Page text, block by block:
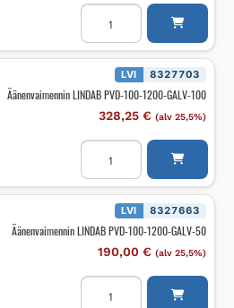
Äänenvaimennin
LINDAB
PVAP-
800-
1600-
GALV-
määrä
LVI 8327703
Äänenvaimennin LINDAB PVD-100-1200-GALV-100
328,25 € (alv 25,5%)
Äänenvaimennin
LINDAB
PVD-
100-
1200-
GALV-
määrä
LVI 8327663
Äänenvaimennin LINDAB PVD-100-1200-GALV-50
190,00 € (alv 25,5%)
Äänenvaimennin
LINDAB